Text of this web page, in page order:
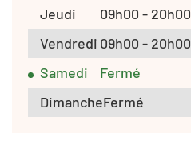
Jeudi
09h00 - 20h00
Vendredi 09h00 - 20h00
Samedi
Fermé
DimancheFermé